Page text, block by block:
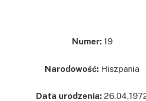
Numer: 19
Narodowość: Hiszpania
Data urodzenia: